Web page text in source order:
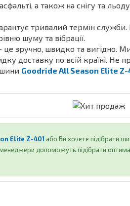
а також на снігу та
тривалий термін служби.
шуму та вібрації.
це зручно, швидко та вигідно.
доставку по всій країні. Не
Goodride All Season Elite Z-
Elite Z-401 або Ви хочете підібрати
допоможуть підібрати